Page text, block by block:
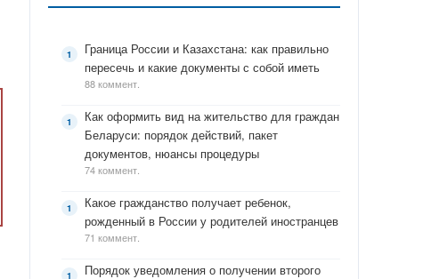
Граница России и Казахстана: как правильно
пересечь и какие документы с собой иметь
88 коммент.
Как оформить вид на жительство для граждан
Беларуси: порядок действий, пакет
документов, нюансы процедуры
74 коммент.
Какое гражданство получает ребенок,
рожденный в России у родителей иностранцев
71 коммент.
Порядок уведомления о получении второго